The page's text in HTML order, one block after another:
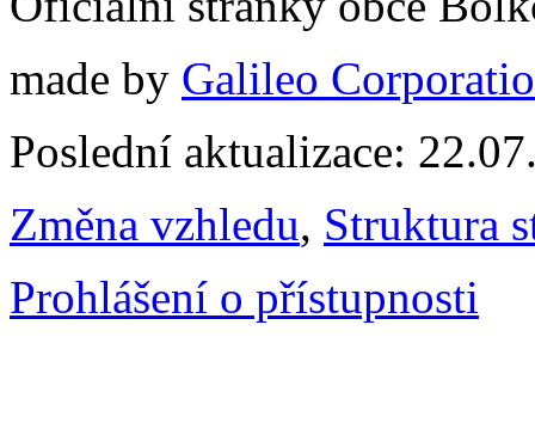
made by Galileo
Poslední aktualizace:
Změna vzhledu, Struktura
Prohlášení o přístupnosti